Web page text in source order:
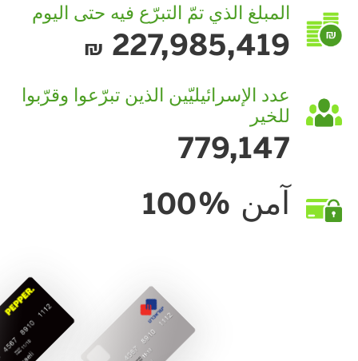
المبلغ الذي تمّ التبرّع فيه حتى اليوم
₪ 227,985,419
عدد الإسرائيليّين الذين تبرّعوا وقرّبوا
للخير
779,147
آمن %100